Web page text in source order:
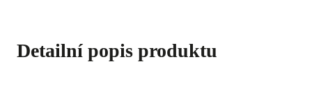
Detailní popis produktu